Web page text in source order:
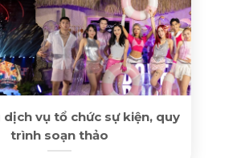
dịch vụ tổ chức sự kiện, quy
trình soạn thảo